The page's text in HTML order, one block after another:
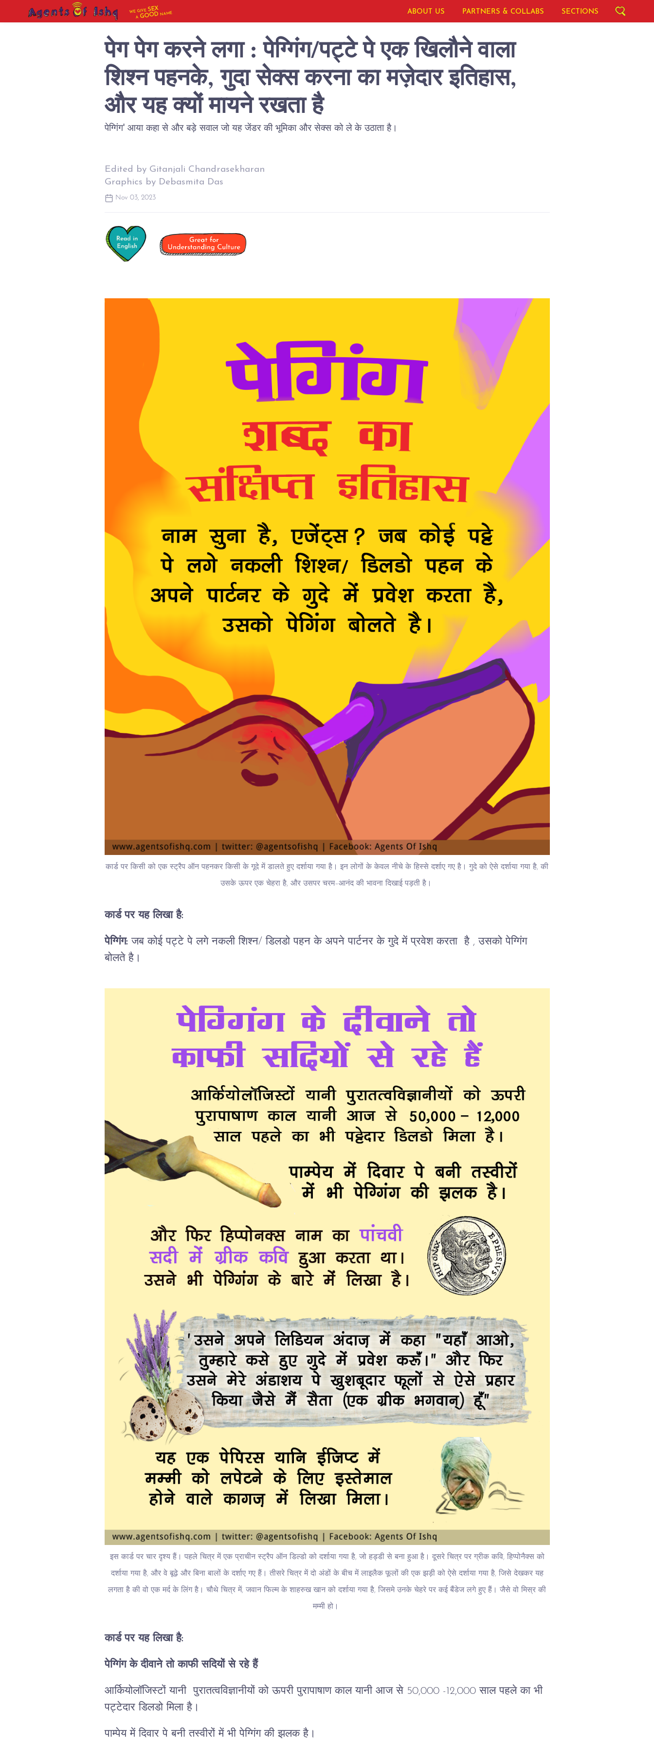
WE GIVESEX
AGOOD NAME ABOUT US PARTNERS & COLLABS SECTIONS
पेग पेग करने लगा : पेग्गिंग/पट्टे पे एक खिलौने वाला
शिश्न पहनके, गुदा सेक्स करना का मज़ेदार इतिहास,
और यह क्यों मायने रखता है
Edited by Gitanjali Chandrasekharan
Graphics by Debasmita Das
Nov 03, 2023
कार्ड पर किसी को एक स्ट्रैप ऑन पहनकर किसी के गूदे में डालते हुए दर्शाया गया है। इन लोगों के केवल नीचे के हिस्से दर्शाए गए है। गुदे को ऐसे दर्शाया गया है, की
उसके ऊपर एक चेहरा है, और उसपर चरम–आनंद की भावना दिखाई पड़ती है।
कार्ड पर यह लिखा है:
पेग्गिंग: जब कोई पट्टे पे लगे नकली शिश्न/ डिलडो पहन के अपने पार्टनर के गुदे में प्रवेश करता है , उसको पेग्गिंग
बोलते है।
इस कार्ड पर चार दृश्य हैं। पहले चित्र में एक प्राचीन स्ट्रैप ऑन डिल्डो को दर्शाया गया है, जो हड्डी से बना हुआ है। दूसरे चित्र पर ग्रीक कवि, हिप्पोनैक्स को
दर्शाया गया है, और वे बूढ़े और बिना बालों के दर्शाए गए हैं। तीसरे चित्र में दो अंडों के बीच में लाइलैक फूलों की एक झड़ी को ऐसे दर्शाया गया है, जिसे देखकर यह
लगता है की वो एक मर्द के लिंग है। चौथे चित्र में, जवान फिल्म के शाहरुख खान को दर्शाया गया है, जिसमे उनके चेहरे पर कई बैंडेज लगे हुए हैं। जैसे वो मिस्र की
मम्मी हो।
कार्ड पर यह लिखा है:
पेग्गिंग के दीवाने तो काफी सदियों से रहे हैं
आर्कियोलॉजिस्टों यानी पुरातत्वविज्ञानीयों को ऊपरी पुरापाषाण काल यानी आज से 50,000 -12,000 साल पहले का भी
पट्टेदार डिलडो मिला है।
पाम्पेय में दिवार पे बनी तस्वीरों में भी पेग्गिंग की झलक है।